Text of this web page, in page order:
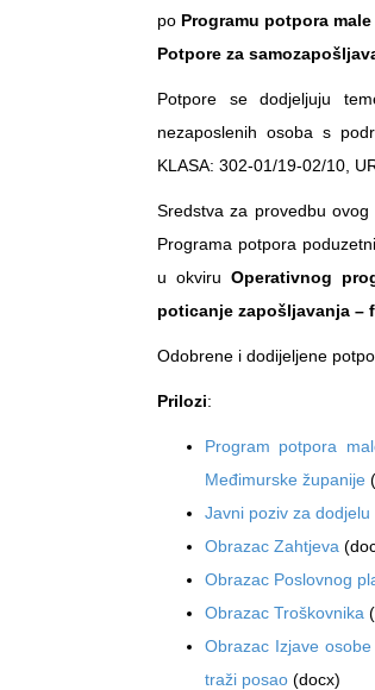
po Programu potpora
Potpore za
Potpore se dodjeljuju
nezaposlenih osoba s
KLASA: 302-01/19-02/10,
Sredstva za provedbu
Programa potpora
u okviruOperativnog
poticanje zapošljavanja –
Odobrene i dodijeljene
Prilozi:
Program potpora
Međimurske županije
Javni poziv za
Obrazac Zahtjeva
Obrazac Poslovnog
Obrazac Troškovnika
Obrazac Izjave
traži posao (docx)